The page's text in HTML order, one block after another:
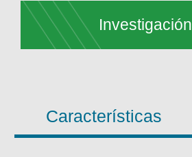
Investigación
Características